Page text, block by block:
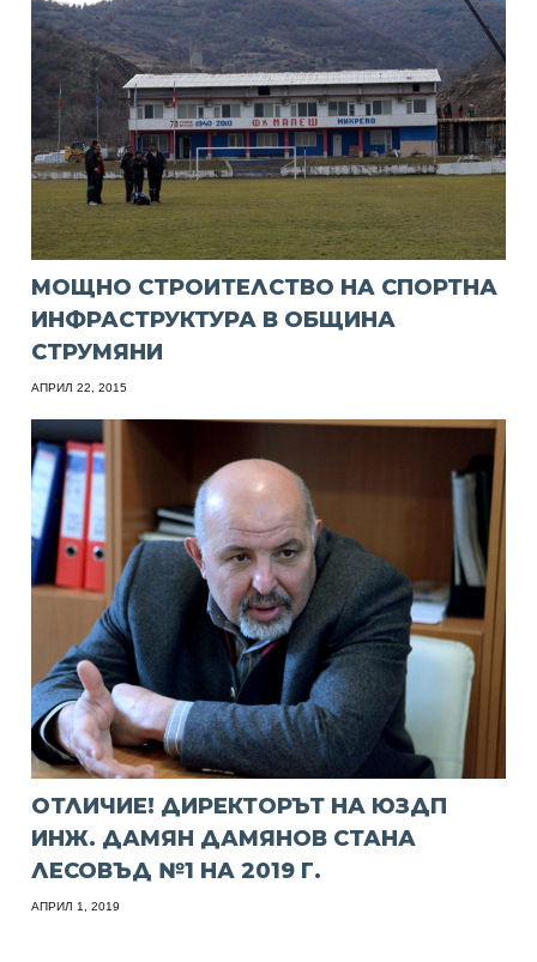
МОЩНО СТРОИТЕЛСТВО НА СПОРТНА
ИНФРАСТРУКТУРА В ОБЩИНА
СТРУМЯНИ
АПРИЛ 22, 2015
ОТЛИЧИЕ! ДИРЕКТОРЪТ НА ЮЗДП
ИНЖ. ДАМЯН ДАМЯНОВ СТАНА
ЛЕСОВЪД №1 НА 2019 Г.
АПРИЛ 1, 2019